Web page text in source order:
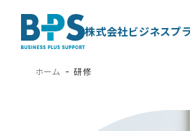
株式会社ビジネスプ
ホーム 研修